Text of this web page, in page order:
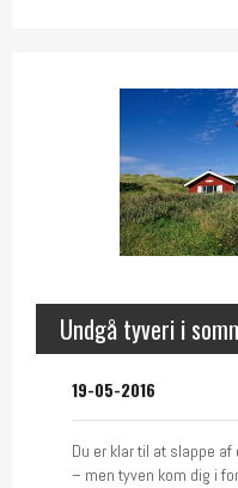
Undgå tyveri i
19-05-2016
Du er klar til at slappe
– men tyven kom dig i